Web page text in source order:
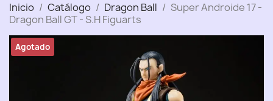
Inicio Catálogo Dragon Ball
Super Androide 17 -
Dragon Ball GT - S.H Figuarts
Agotado